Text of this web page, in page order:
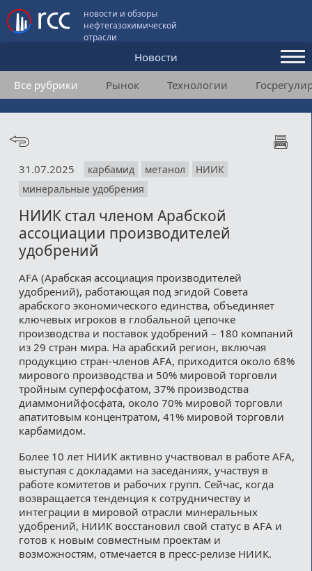
новости и обзоры
нефтегазохимической
отрасли
Новости
Аналитика и мнения
Конференции
Подписка
Пользовательское соглашение
Контакты
Все рубрики Рынок Технологии
31.07.2025 карбамид метанол
НИИК
минеральные удобрения
НИИК стал членом Арабской
ассоциации производителей
удобрений
AFA (Арабская ассоциация производителей
удобрений), работающая под эгидой Совета
арабского экономического единства, объединяет
ключевых игроков в глобальной цепочке
производства и поставок удобрений – 180 компаний
из 29 стран мира. На арабский регион, включая
продукцию стран-членов AFA, приходится около 68%
мирового производства и 50% мировой торговли
тройным суперфосфатом, 37% производства
диаммонийфосфата, около 70% мировой торговли
апатитовым концентратом, 41% мировой торговли
карбамидом.
Более 10 лет НИИК активно участвовал в работе AFA,
выступая с докладами на заседаниях, участвуя в
работе комитетов и рабочих групп. Сейчас, когда
возвращается тенденция к сотрудничеству и
интеграции в мировой отрасли минеральных
удобрений, НИИК восстановил свой статус в AFA и
готов к новым совместным проектам и
возможностям, отмечается в пресс-релизе НИИК.